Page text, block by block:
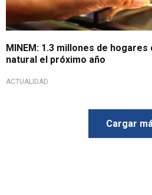
MINEM: 1.3 millones de
natural el próximo año
ACTUALIDAD
Cargar